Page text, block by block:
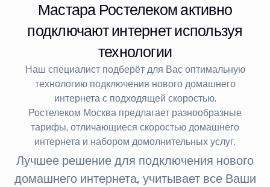
Мастара Ростелеком активно
подключают интернет используя
технологии
Наш специалист подберёт для Вас оптимальную
технологию подключения нового домашнего
интернета с подходящей скоростью.
Ростелеком Москва предлагает разнообразные
тарифы, отличающиеся скоростью домашнего
интернета и набором домолнительных услуг.
Лучшее решение для подключения нового
домашнего интернета, учитывает все Ваши